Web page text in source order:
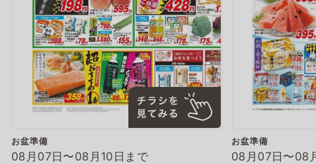
お盆準備
08月07日〜08月10日まで
お盆準備
08月07日〜08